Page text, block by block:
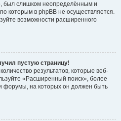
был слишком неопределённым и
которым в phpBB не осуществляется.
возможности расширенного
пустую страницу!
результатов, которые веб-
«Расширенный поиск», более
форумы, на которых он должен быть